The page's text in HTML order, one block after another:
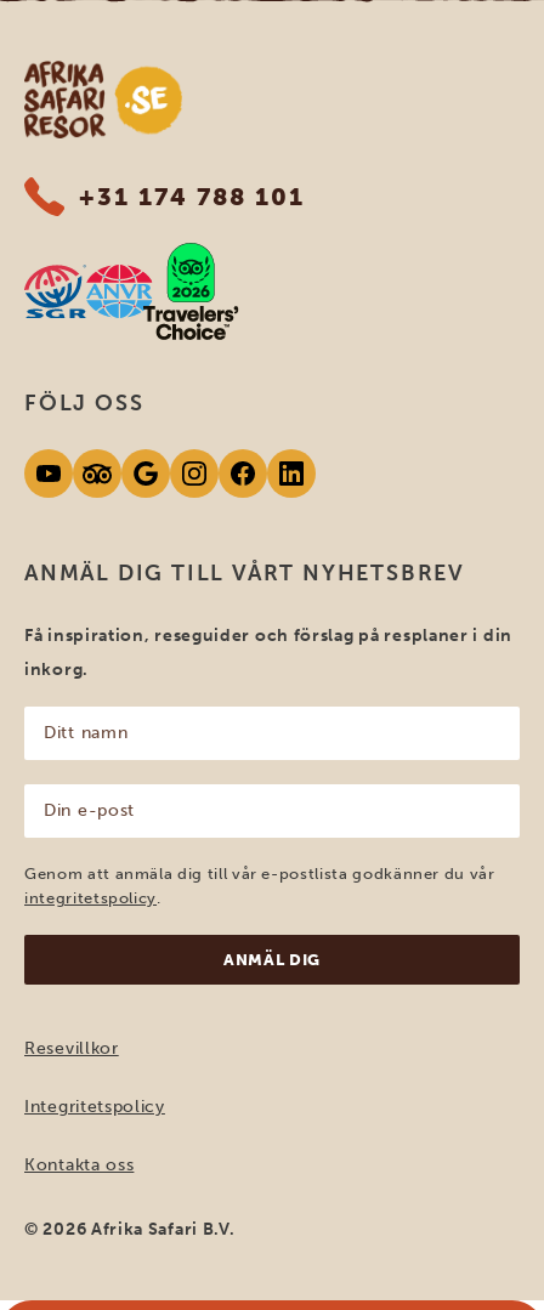
Safari-resor i Afrika
+31 174 788 101
ANMÄL DIG TILL VÅRT NYHETSBREV
Få inspiration, reseguider och förslag på resplaner i din
inkorg.
namn
(Obligatoriskt)
post
(Obligatoriskt)
Genom att anmäla dig till vår e-postlista godkänner du vår
integritetspolicy.
FÖLJ OSS
Resevillkor
Integritetspolicy
Kontakta oss
© 2026 Afrika Safari B.V.